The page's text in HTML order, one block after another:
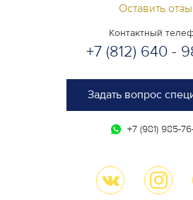
Оставить
Контактный
+7 (812) 640 -
Задать вопрос
+7 (981) 985-